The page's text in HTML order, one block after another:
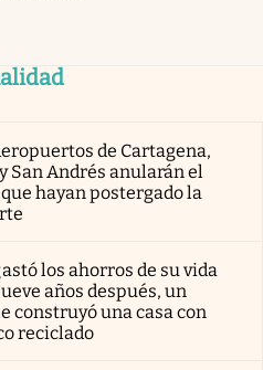
de Cartagena,
San Andrés anularán el
hayan postergado la
los ahorros de su vida
años después, un
construyó una casa con
reciclado